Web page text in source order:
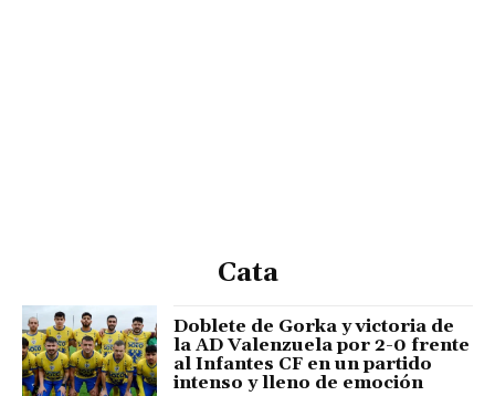
Cata
Doblete de Gorka y victoria de
la AD Valenzuela por 2-0 frente
al Infantes CF en un partido
intenso y lleno de emoción